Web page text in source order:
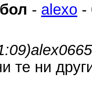
- alexo -
те ни